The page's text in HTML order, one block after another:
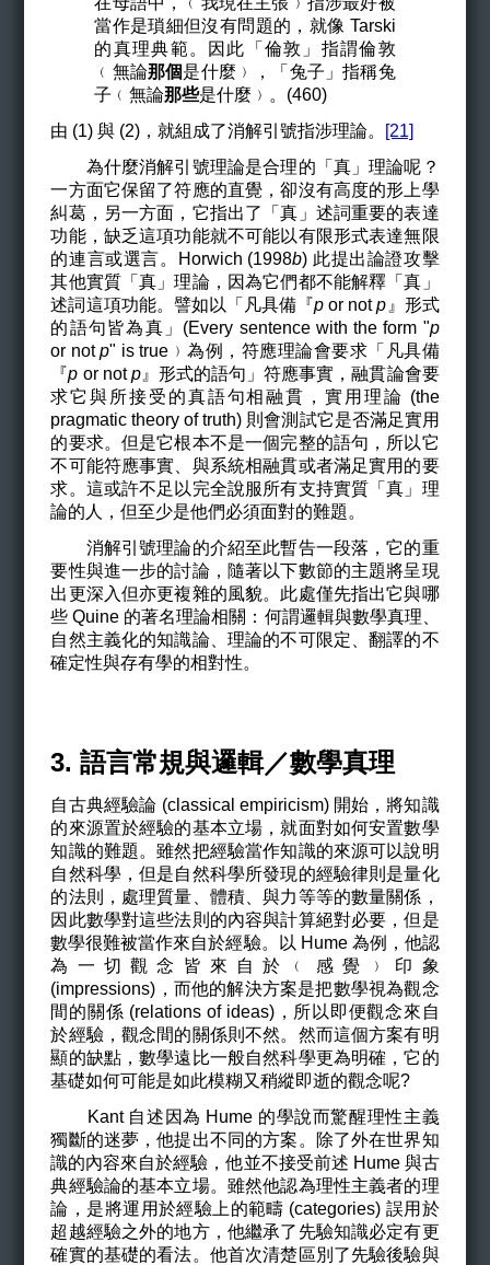
當作是瑣細但沒有問題的，就像 Tarski
的真理典範。因此「倫敦」指謂倫敦
﹙無論那個是什麼﹚，「兔子」指稱兔
子﹙無論那些是什麼﹚。(460)
由 (1) 與 (2)，就組成了消解引號指涉理論。 [21]
為什麼消解引號理論是合理的「真」理論呢？
一方面它保留了符應的直覺，卻沒有高度的形上學
糾葛，另一方面，它指出了「真」述詞重要的表達
功能，缺乏這項功能就不可能以有限形式表達無限
的連言或選言。Horwich (1998b) 此提出論證攻擊
其他實質「真」理論，因為它們都不能解釋「真」
述詞這項功能。譬如以「凡具備『por notp 』形式
的語句皆為真」(Every sentence with the form "p
or notp" is true﹚為例，符應理論會要求「凡具備
『p or notp』形式的語句」符應事實，融貫論會要
求它與所接受的真語句相融貫，實用理論 (the
pragmatic theory of truth) 則會測試它是否滿足實用
的要求。但是它根本不是一個完整的語句，所以它
不可能符應事實、與系統相融貫或者滿足實用的要
求。這或許不足以完全說服所有支持實質「真」理
論的人，但至少是他們必須面對的難題。
消解引號理論的介紹至此暫告一段落，它的重
要性與進一步的討論，隨著以下數節的主題將呈現
出更深入但亦更複雜的風貌。此處僅先指出它與哪
些 Quine 的著名理論相關：何謂邏輯與數學真理、
自然主義化的知識論、理論的不可限定、翻譯的不
確定性與存有學的相對性。
3. 語言常規與邏輯／數學真理
自古典經驗論 (classical empiricism) 開始，將知識
的來源置於經驗的基本立場，就面對如何安置數學
知識的難題。雖然把經驗當作知識的來源可以說明
自然科學，但是自然科學所發現的經驗律則是量化
的法則，處理質量、體積、與力等等的數量關係，
因此數學對這些法則的內容與計算絕對必要，但是
數學很難被當作來自於經驗。以 Hume 為例，他認
為一切觀念皆來自於﹙感覺﹚印象
(impressions)，而他的解決方案是把數學視為觀念
間的關係 (relations of ideas)，所以即便觀念來自
於經驗，觀念間的關係則不然。然而這個方案有明
顯的缺點，數學遠比一般自然科學更為明確，它的
基礎如何可能是如此模糊又稍縱即逝的觀念呢?
Kant 自述因為 Hume 的學說而驚醒理性主義
獨斷的迷夢，他提出不同的方案。除了外在世界知
識的內容來自於經驗，他並不接受前述 Hume 與古
典經驗論的基本立場。雖然他認為理性主義者的理
論，是將運用於經驗上的範疇 (categories) 誤用於
超越經驗之外的地方，他繼承了先驗知識必定有更
確實的基礎的看法。他首次清楚區別了先驗後驗與